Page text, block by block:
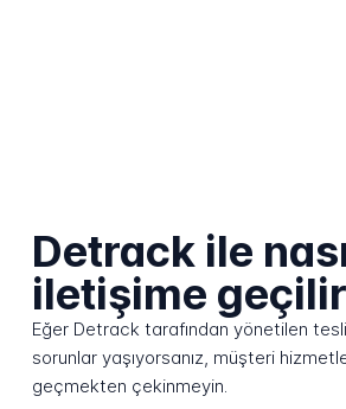
Detrack ile
iletişime
Eğer Detrack tarafından yönetilen
sorunlar yaşıyorsanız, müşteri
geçmekten çekinmeyin.